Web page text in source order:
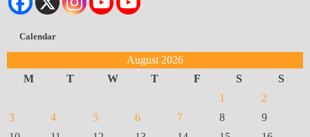
Calendar
August 2026
M
T W T F S
S
1
2
3
4 5 6 7 8
9